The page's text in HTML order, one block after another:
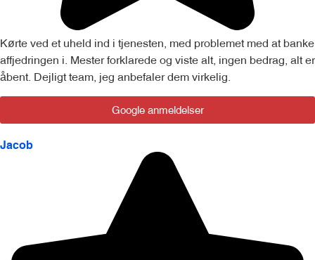
Kørte ved et uheld ind i tjenesten, med problemet med at banke
affjedringen i. Mester forklarede og viste alt, ingen bedrag, alt er
åbent. Dejligt team, jeg anbefaler dem virkelig.
Google anmeldelser
Jacob